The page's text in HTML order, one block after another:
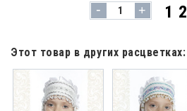
- + 1
Этот товар в других расцветках: